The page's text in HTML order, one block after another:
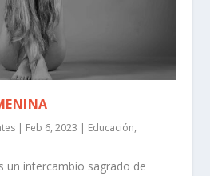
| Feb 6, 2023 | Educación,
un intercambio sagrado de